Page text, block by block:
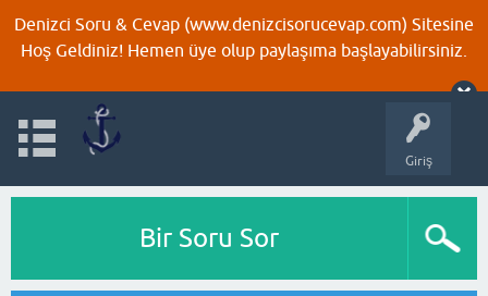
Denizci Soru & Cevap (www.denizcisorucevap.com) Sitesine
Hoş Geldiniz! Hemen üye olup paylaşıma başlayabilirsiniz.
Giriş
Bir Soru Sor